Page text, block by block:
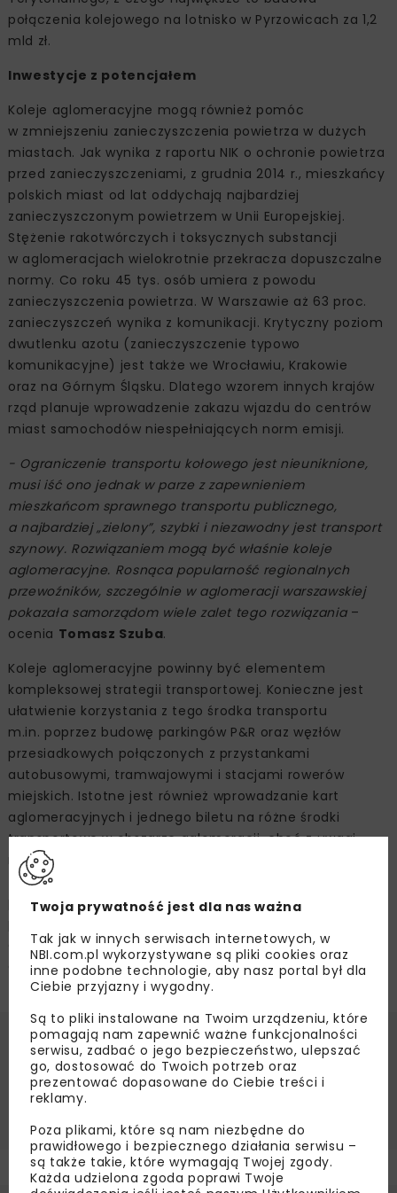
połączenia kolejowego na lotnisko w Pyrzowicach za 1,2
mld zł.
Inwestycje z potencjałem
Koleje aglomeracyjne mogą również pomóc
w zmniejszeniu zanieczyszczenia powietrza w dużych
miastach. Jak wynika z raportu NIK o ochronie powietrza
przed zanieczyszczeniami, z grudnia 2014 r., mieszkańcy
polskich miast od lat oddychają najbardziej
zanieczyszczonym powietrzem w Unii Europejskiej.
Stężenie rakotwórczych i toksycznych substancji
w aglomeracjach wielokrotnie przekracza dopuszczalne
normy. Co roku 45 tys. osób umiera z powodu
zanieczyszczenia powietrza. W Warszawie aż 63 proc.
zanieczyszczeń wynika z komunikacji. Krytyczny poziom
dwutlenku azotu (zanieczyszczenie typowo
komunikacyjne) jest także we Wrocławiu, Krakowie
oraz na Górnym Śląsku. Dlatego wzorem innych krajów
rząd planuje wprowadzenie zakazu wjazdu do centrów
miast samochodów niespełniających norm emisji.
- Ograniczenie transportu kołowego jest nieuniknione,
musi iść ono jednak w parze z zapewnieniem
mieszkańcom sprawnego transportu publicznego,
a najbardziej „zielony”, szybki i niezawodny jest transport
szynowy. Rozwiązaniem mogą być właśnie koleje
aglomeracyjne. Rosnąca popularność regionalnych
przewoźników, szczególnie w aglomeracji warszawskiej
pokazała samorządom wiele zalet tego rozwiązania –
ocenia Tomasz Szuba.
Koleje aglomeracyjne powinny być elementem
kompleksowej strategii transportowej. Konieczne jest
ułatwienie korzystania z tego środka transportu
m.in. poprzez budowę parkingów P&R oraz węzłów
przesiadkowych połączonych z przystankami
autobusowymi, tramwajowymi i stacjami rowerów
miejskich. Istotne jest również wprowadzanie kart
aglomeracyjnych i jednego biletu na różne środki
transportowe w obszarze aglomeracji, choć z uwagi
na problemy prawne oraz finansowe, projekty
te są w wielu miastach opóźnione. Nie mniej jednak jeśli
plany się powiodą to w wielu polskich miastach
czy na lotnisko będzie tak powszechne jak transport
autobusowy i tramwajowy.
Źródło:Tines
INFRASTRUKTURA KOLEJOWA
KOLEJ
TOMASZ SZUBA
Twoja prywatność jest dla nas ważna
Tak jak w innych serwisach internetowych, w
NBI.com.pl wykorzystywane są pliki cookies oraz
inne podobne technologie, aby nasz portal był dla
Ciebie przyjazny i wygodny.
Są to pliki instalowane na Twoim urządzeniu, które
pomagają nam zapewnić ważne funkcjonalności
serwisu, zadbać o jego bezpieczeństwo, ulepszać
go, dostosować do Twoich potrzeb oraz
prezentować dopasowane do Ciebie treści i
reklamy.
Poza plikami, które są nam niezbędne do
prawidłowego i bezpiecznego działania serwisu –
są także takie, które wymagają Twojej zgody.
Każda udzielona zgoda poprawi Twoje